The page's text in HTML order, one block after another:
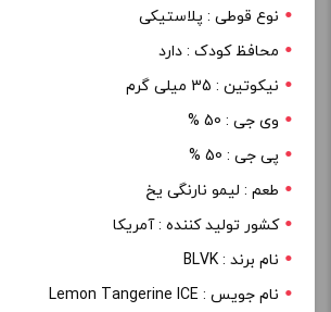
نوع قوطی : پلاستیکی
محافظ کودک : دارد
نیکوتین : 35 میلی گرم
وی جی : 50 %
پی جی : 50 %
طعم : لیمو نارنگی یخ
کشور تولید کننده : آمریکا
نام برند : BLVK
نام جویس : Lemon Tangerine ICE